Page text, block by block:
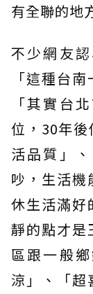
有全聯的地
不少網友
「這種台
「其實台
位，30年
活品質」
吵，生活機
休生活滿好
靜的點才是
區跟一般
涼」、「超